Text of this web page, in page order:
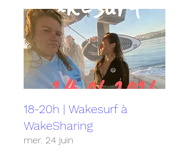
18-20h | Wakesurf à
WakeSharing
mer. 24 juin